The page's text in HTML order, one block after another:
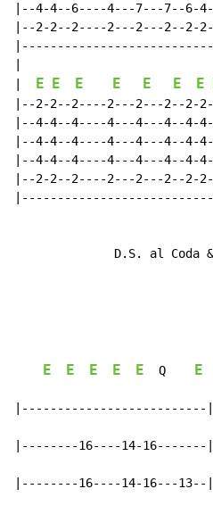
|--4-4--6----4---7---7--
|--2-2--2----2---2---2--2-
|---------------------------
E E E E E E E
|--2-2--2----2---2---2--2-
|--4-4--4----4---4---4--4-
|--4-4--4----4---4---4--4-
|--4-4--4----4---4---4--4-
|--2-2--2----2---2---2--2-
|---------------------------
E E E E E
  Q
E
|--------16----14-
|--------16----14-16---